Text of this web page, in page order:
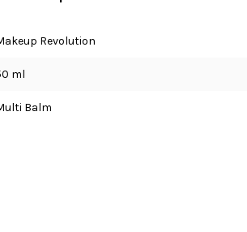
Revolution
ml
Balm